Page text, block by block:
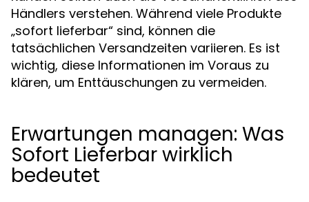
Händlers verstehen. Während viele Produkte
„sofort lieferbar“ sind, können die
tatsächlichen Versandzeiten variieren. Es ist
wichtig, diese Informationen im Voraus zu
klären, um Enttäuschungen zu vermeiden.
Erwartungen managen: Was
Sofort Lieferbar wirklich
bedeutet